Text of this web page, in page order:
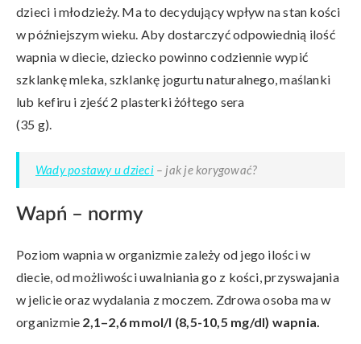
dzieci i młodzieży. Ma to decydujący wpływ na stan kości
w późniejszym wieku. Aby dostarczyć odpowiednią ilość
wapnia w diecie, dziecko powinno codziennie wypić
szklankę mleka, szklankę jogurtu naturalnego, maślanki
lub kefiru i zjeść 2 plasterki żółtego sera
(35 g).
Wady postawy u dzieci– jak je korygować?
Wapń – normy
Poziom wapnia w organizmie zależy od jego ilości w
diecie, od możliwości uwalniania go z kości, przyswajania
w jelicie oraz wydalania z moczem. Zdrowa osoba ma w
organizmie 2,1–2,6 mmol/l (8,5-10,5 mg/dl) wapnia.